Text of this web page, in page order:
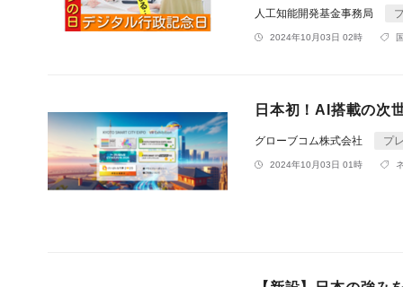
人工知能開発基金事務局
2024年10月03日 02時
日本初！AI搭載の次
グローブコム株式会社 プ
2024年10月03日 01時